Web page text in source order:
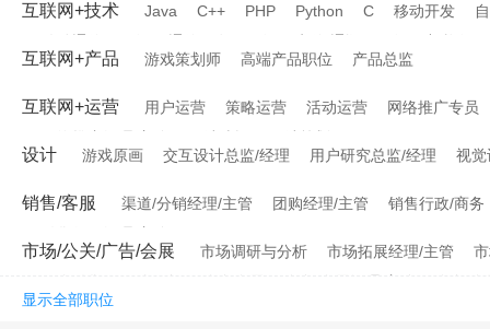
互联网+技术 Java C++ PHP Python C 移动开发
互联网+产品 游戏策划师 高端产品职位 产品总监
互联网+运营 用户运营 策略运营 活动运营
网络推广专员
设计 游戏原画 交互设计总监/经理 用户研究总监/经理 视觉
销售/客服 渠道/分销经理/主管 团购经理/主管
销售行政/商务
市场/公关/广告/会展 市场调研与分析 市场拓展经理/主管
显示全部职位